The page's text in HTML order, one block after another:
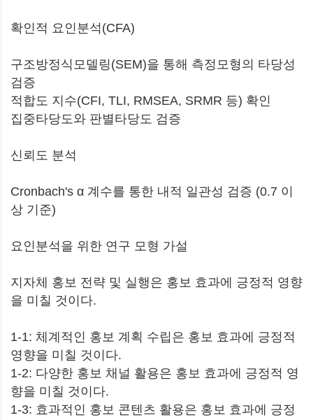
확인적 요인분석(CFA)
구조방정식모델링(SEM)을 통해 측정모형의 타당성
검증
적합도 지수(CFI, TLI, RMSEA, SRMR 등) 확인
집중타당도와 판별타당도 검증
신뢰도 분석
Cronbach's α 계수를 통한 내적 일관성 검증 (0.7 이
상 기준)
요인분석을 위한 연구 모형 가설
지자체 홍보 전략 및 실행은 홍보 효과에 긍정적 영향
을 미칠 것이다.
1-1: 체계적인 홍보 계획 수립은 홍보 효과에 긍정적
영향을 미칠 것이다.
1-2: 다양한 홍보 채널 활용은 홍보 효과에 긍정적 영
향을 미칠 것이다.
1-3: 효과적인 홍보 콘텐츠 활용은 홍보 효과에 긍정